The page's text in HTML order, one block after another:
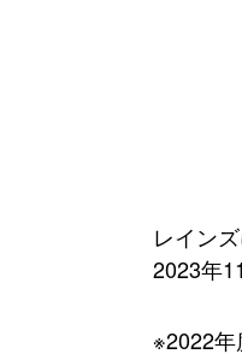
レイン
2023年
※2022年